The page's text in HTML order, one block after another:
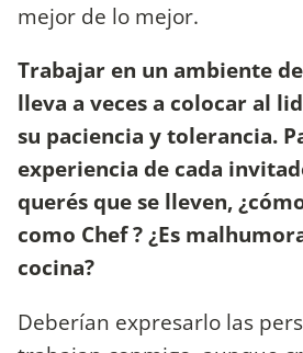
mejor de lo mejor.
Trabajar en un ambiente
lleva a veces a colocar al
su paciencia y tolerancia.
experiencia de cada
querés que se lleven,
como Chef ? ¿Es
cocina?
Deberían expresarlo las